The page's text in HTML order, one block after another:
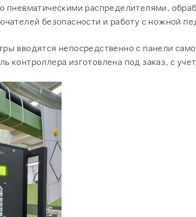
пневматическими распределителями,
безопасности и работу с ножной
вводятся непосредственно с панели
контроллера изготовлена под заказ, с